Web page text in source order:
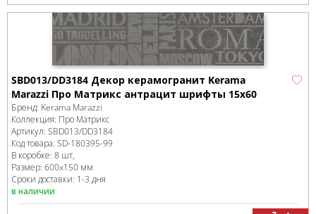
SBD013/DD3184 Декор керамогранит Kerama
Marazzi Про Матрикс антрацит шрифты 15x60
Бренд: Kerama Marazzi
Коллекция: Про Матрикс
Артикул: SBD013/DD3184
Код товара: SD-180395-99
В коробке: 8 шт,
Размер: 600x150 мм
Сроки доставки: 1-3 дня
в наличии